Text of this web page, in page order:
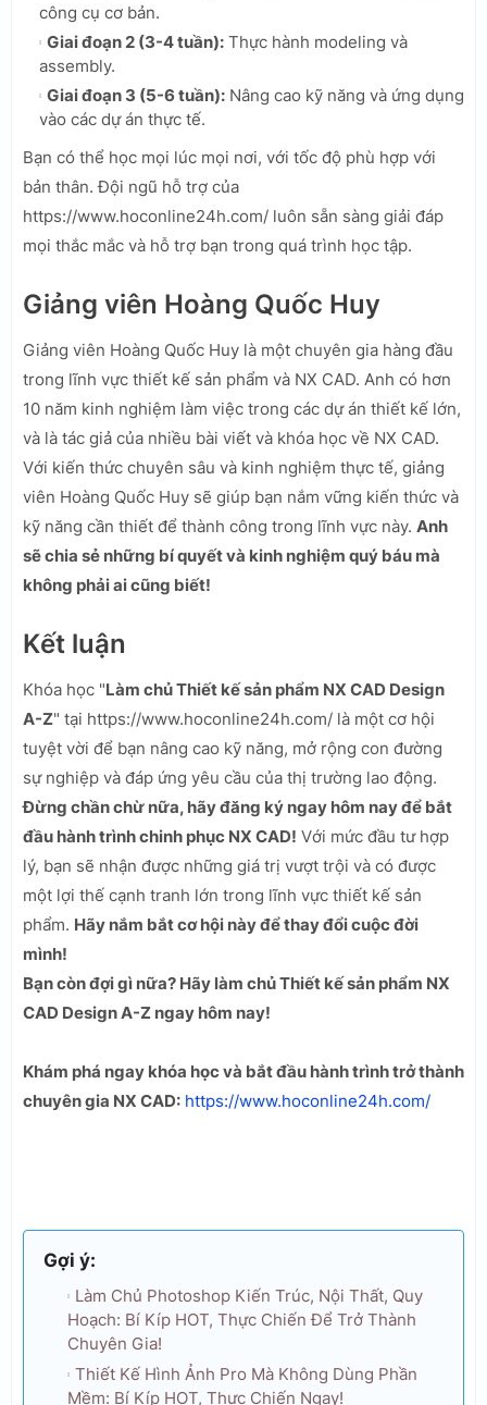
công cụ cơ bản.
Giai đoạn 2 (3-4 tuần): Thực hành modeling và
assembly.
Giai đoạn 3 (5-6 tuần): Nâng cao kỹ năng và ứng dụng
vào các dự án thực tế.
Bạn có thể học mọi lúc mọi nơi, với tốc độ phù hợp với
bản thân. Đội ngũ hỗ trợ của
https://www.hoconline24h.com/ luôn sẵn sàng giải đáp
mọi thắc mắc và hỗ trợ bạn trong quá trình học tập.
Giảng viên Hoàng Quốc Huy
Giảng viên Hoàng Quốc Huy là một chuyên gia hàng đầu
trong lĩnh vực thiết kế sản phẩm và NX CAD. Anh có hơn
10 năm kinh nghiệm làm việc trong các dự án thiết kế lớn,
và là tác giả của nhiều bài viết và khóa học về NX CAD.
Với kiến thức chuyên sâu và kinh nghiệm thực tế, giảng
viên Hoàng Quốc Huy sẽ giúp bạn nắm vững kiến thức và
kỹ năng cần thiết để thành công trong lĩnh vực này. Anh
sẽ chia sẻ những bí quyết và kinh nghiệm quý báu mà
không phải ai cũng biết!
Kết luận
Khóa học "Làm chủ Thiết kế sản phẩm NX CAD Design
A-Z" tại https://www.hoconline24h.com/ là một cơ hội
tuyệt vời để bạn nâng cao kỹ năng, mở rộng con đường
sự nghiệp và đáp ứng yêu cầu của thị trường lao động.
Đừng chần chừ nữa, hãy đăng ký ngay hôm nay để bắt
đầu hành trình chinh phục NX CAD! Với mức đầu tư hợp
lý, bạn sẽ nhận được những giá trị vượt trội và có được
một lợi thế cạnh tranh lớn trong lĩnh vực thiết kế sản
phẩm. Hãy nắm bắt cơ hội này để thay đổi cuộc đời
mình!
Bạn còn đợi gì nữa? Hãy làm chủ Thiết kế sản phẩm NX
CAD Design A-Z ngay hôm nay!
Khám phá ngay khóa học và bắt đầu hành trình trở thành
chuyên gia NX CAD: https://www.hoconline24h.com/
Gợi ý:
Làm Chủ Photoshop Kiến Trúc, Nội Thất, Quy
Hoạch: Bí Kíp HOT, Thực Chiến Để Trở Thành
Chuyên Gia!
Thiết Kế Hình Ảnh Pro Mà Không Dùng Phần
Mềm: Bí Kíp HOT, Thực Chiến Ngay!